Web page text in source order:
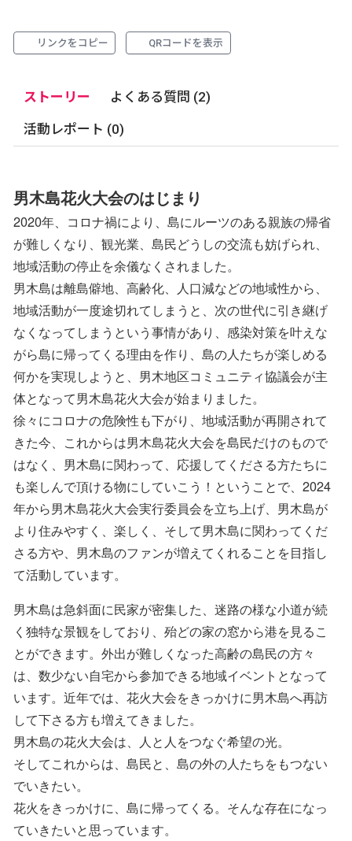
リンクをコピー QRコードを表示
ストーリー よくある質問 (2)
活動レポート (0)
男木島花火大会のはじまり
2020年、コロナ禍により、島にルーツのある親族の帰省
が難しくなり、観光業、島民どうしの交流も妨げられ、
地域活動の停止を余儀なくされました。
男木島は離島僻地、高齢化、人口減などの地域性から、
地域活動が一度途切れてしまうと、次の世代に引き継げ
なくなってしまうという事情があり、感染対策を叶えな
がら島に帰ってくる理由を作り、島の人たちが楽しめる
何かを実現しようと、男木地区コミュニティ協議会が主
体となって男木島花火大会が始まりました。
徐々にコロナの危険性も下がり、地域活動が再開されて
きた今、これからは男木島花火大会を島民だけのもので
はなく、男木島に関わって、応援してくださる方たちに
も楽しんで頂ける物にしていこう！ということで、2024
年から男木島花火大会実行委員会を立ち上げ、男木島が
より住みやすく、楽しく、そして男木島に関わってくだ
さる方や、男木島のファンが増えてくれることを目指し
て活動しています。
男木島は急斜面に民家が密集した、迷路の様な小道が続
く独特な景観をしており、殆どの家の窓から港を見るこ
とができます。外出が難しくなった高齢の島民の方々
は、数少ない自宅から参加できる地域イベントとなって
います。近年では、花火大会をきっかけに男木島へ再訪
して下さる方も増えてきました。
男木島の花火大会は、人と人をつなぐ希望の光。
そしてこれからは、島民と、島の外の人たちをもつない
でいきたい。
花火をきっかけに、島に帰ってくる。そんな存在になっ
ていきたいと思っています。